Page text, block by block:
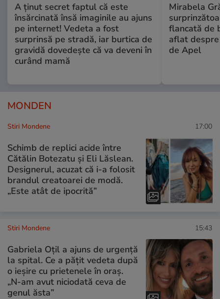
A ținut secret faptul că este
însărcinată însă imaginile au ajuns
pe internet! Vedeta a fost
surprinsă pe stradă, iar burtica de
gravidă dovedește că va deveni în
curând mamă
Mirabela
flancată de
aflat
de Apel
MONDEN
Stiri Mondene 17:00
Schimb de replici acide între
Cătălin Botezatu și Eli Lăslean.
Designerul, acuzat că i-a folosit
brandul creatoarei de modă.
„Este atât de ipocrită”
Stiri Mondene 15:43
Gabriela Oțil a ajuns de urgență
la spital. Ce a pățit vedeta după
o ieșire cu prietenele în oraș.
„N-am avut niciodată ceva de
genul ăsta”